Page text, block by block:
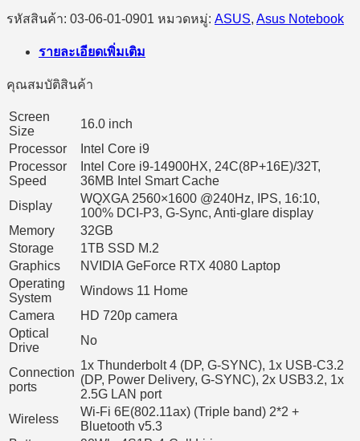
รหัสสินค้า: 03-06-01-0901 หมวดหมู่: ASUS, Asus Notebook
รายละเอียดเพิ่มเติม
คุณสมบัติสินค้า
Screen
Size
16.0 inch
Processor
Intel Core i9
Processor
Speed
Intel Core i9-14900HX, 24C(8P+16E)/32T,
36MB Intel Smart Cache
Display
WQXGA 2560×1600 @240Hz, IPS, 16:10,
100% DCI-P3, G-Sync, Anti-glare display
Memory
32GB
Storage
1TB SSD M.2
Graphics
NVIDIA GeForce RTX 4080 Laptop
Operating
System
Windows 11 Home
Camera
HD 720p camera
Optical
Drive
No
Connection
ports
1x Thunderbolt 4 (DP, G-SYNC), 1x USB-C3.2
(DP, Power Delivery, G-SYNC), 2x USB3.2, 1x
2.5G LAN port
Wireless
Wi-Fi 6E(802.11ax) (Triple band) 2*2 +
Bluetooth v5.3